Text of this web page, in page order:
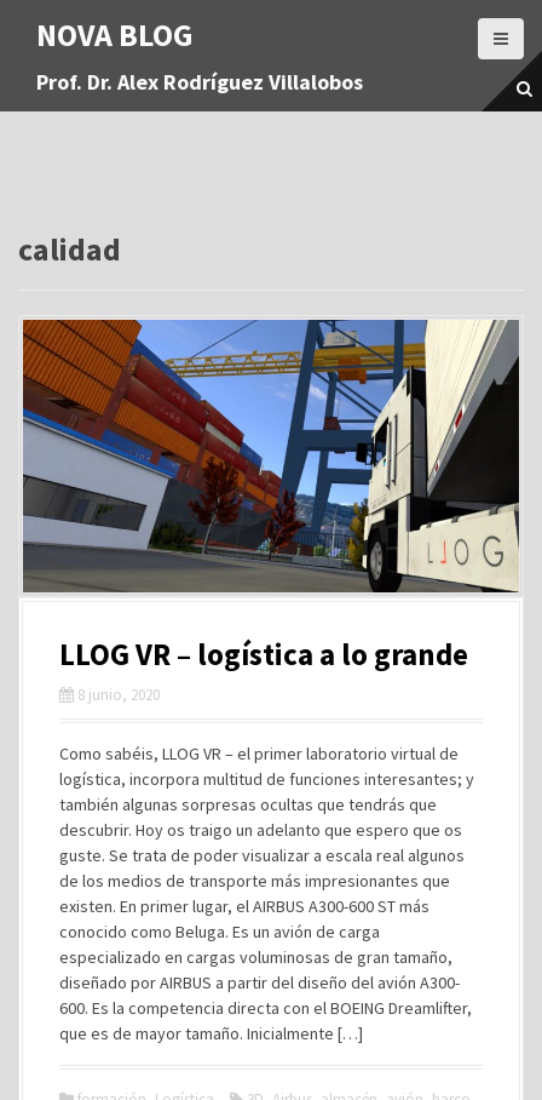
a
NOVA BLOG
Prof. Dr. Alex Rodríguez Villalobos
calidad
LLOG VR – logística a lo grande
8 junio, 2020
Como sabéis, LLOG VR – el primer laboratorio virtual de
logística, incorpora multitud de funciones interesantes; y
también algunas sorpresas ocultas que tendrás que
descubrir. Hoy os traigo un adelanto que espero que os
guste. Se trata de poder visualizar a escala real algunos
de los medios de transporte más impresionantes que
existen. En primer lugar, el AIRBUS A300-600 ST más
conocido como Beluga. Es un avión de carga
especializado en cargas voluminosas de gran tamaño,
diseñado por AIRBUS a partir del diseño del avión A300-
600. Es la competencia directa con el BOEING Dreamlifter,
que es de mayor tamaño. Inicialmente […]